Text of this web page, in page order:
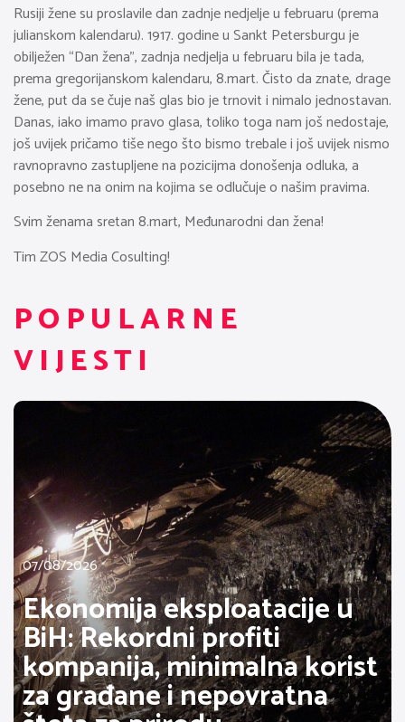
Rusiji žene su proslavile dan zadnje nedjelje u februaru (prema
julianskom kalendaru). 1917. godine u Sankt Petersburgu je
obilježen “Dan žena”, zadnja nedjelja u februaru bila je tada,
prema gregorijanskom kalendaru, 8.mart. Čisto da znate, drage
žene, put da se čuje naš glas bio je trnovit i nimalo jednostavan.
Danas, iako imamo pravo glasa, toliko toga nam još nedostaje,
još uvijek pričamo tiše nego što bismo trebale i još uvijek nismo
ravnopravno zastupljene na pozicijma donošenja odluka, a
posebno ne na onim na kojima se odlučuje o našim pravima.
Svim ženama sretan 8.mart, Međunarodni dan žena!
Tim ZOS Media Cosulting!
POPULARNE
VIJESTI
07/08/2026
Ekonomija eksploatacije u
BiH: Rekordni profiti
kompanija, minimalna korist
za građane i nepovratna